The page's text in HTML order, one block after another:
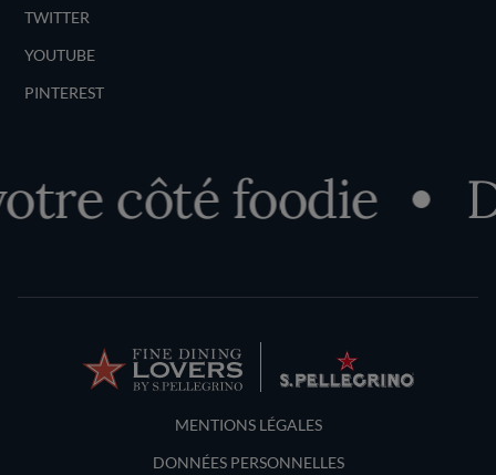
TWITTER
YOUTUBE
PINTEREST
côté foodie
Terms and Conditions
MENTIONS LÉGALES
DONNÉES PERSONNELLES